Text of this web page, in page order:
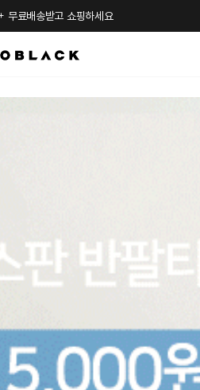
료배송받고 쇼핑하세요